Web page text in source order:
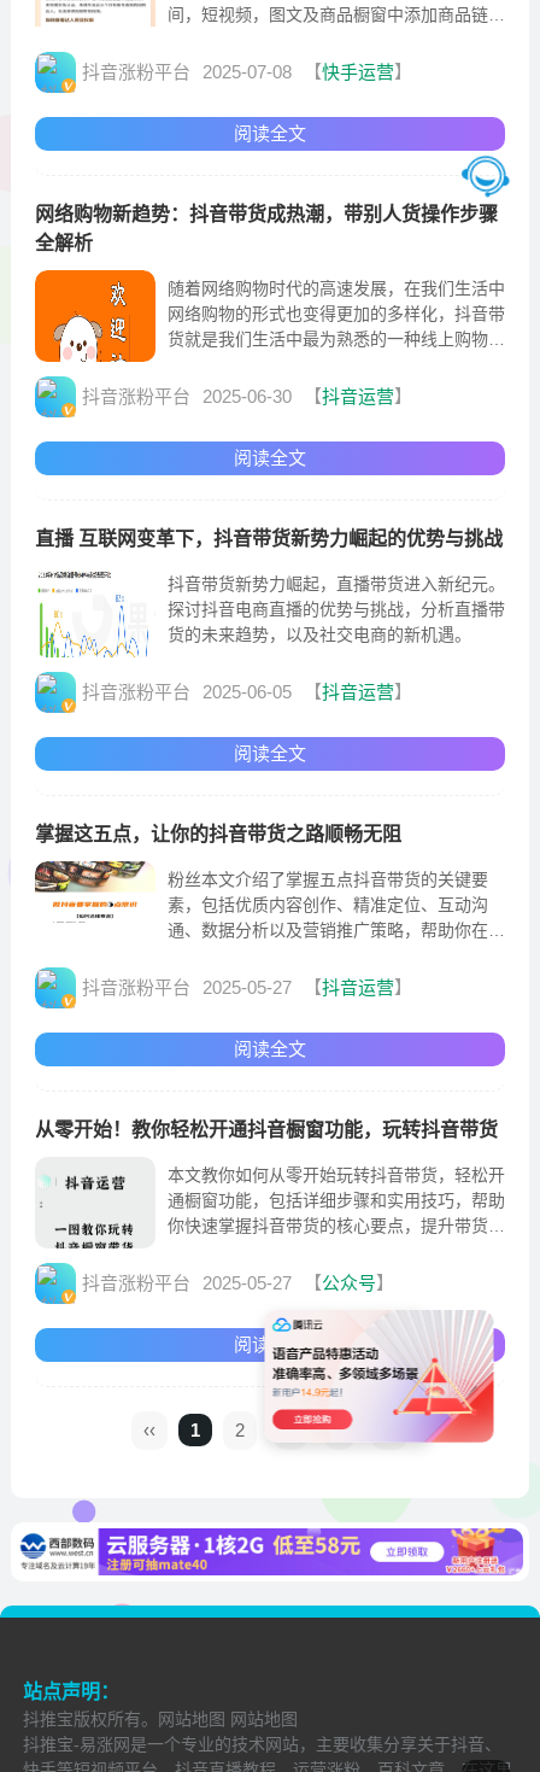
间，短视频，图文及商品橱窗中添加商品链
作路径则是
抖音涨粉平台 2025-07-08 【快手运营】
阅读全文
网络购物新趋势：抖音带货成热潮，带别人货操作步骤
全解析
随着网络购物时代的高速发展，在我们生活中
网络购物的形式也变得更加的多样化，抖音带
货就是我们生活中最为熟悉的一种线上购物方
抖音涨粉平台 2025-06-30 【抖音运营】
阅读全文
直播 互联网变革下，抖音带货新势力崛起的优势与挑战
抖音带货新势力崛起，直播带货进入新纪元。
探讨抖音电商直播的优势与挑战，分析直播带
货的未来趋势，以及社交电商的新机遇。
抖音涨粉平台 2025-06-05 【抖音运营】
阅读全文
掌握这五点，让你的抖音带货之路顺畅无阻
粉丝本文介绍了掌握五点抖音带货的关键要
素，包括优质内容创作、精准定位、互动沟
通、数据分析以及营销推广策略，帮助你在抖
升。
抖音涨粉平台 2025-05-27 【抖音运营】
阅读全文
从零开始！教你轻松开通抖音橱窗功能，玩转抖音带货
本文教你如何从零开始玩转抖音带货，轻松开
通橱窗功能，包括详细步骤和实用技巧，帮助
你快速掌握抖音带货的核心要点，提升带货效
抖音涨粉平台 2025-05-27 【公众号】
阅读全文
‹‹ 1 2 3 ›
站点声明：
抖推宝版权所有。 网站地图 网站地图
抖推宝-易涨网是一个专业的技术网站，主要收集分享关于抖音、